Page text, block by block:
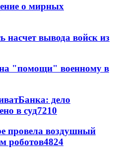
о мирных
насчет вывода войск из
"помощи" военному в
дело
в суд7210
провела воздушный
роботов4824